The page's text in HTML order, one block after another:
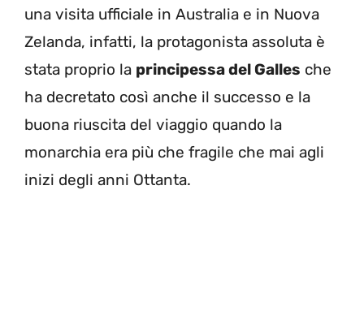
una visita ufficiale in Australia e in Nuova
Zelanda, infatti, la protagonista assoluta è
stata proprio la principessa del Galles che
ha decretato così anche il successo e la
buona riuscita del viaggio quando la
monarchia era più che fragile che mai agli
inizi degli anni Ottanta.